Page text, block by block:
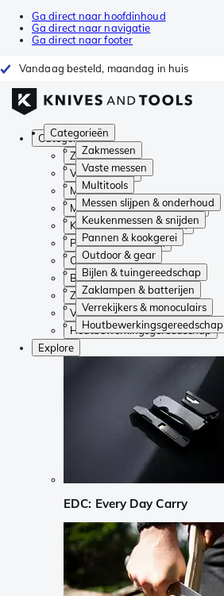
Ga direct naar hoofdinhoud
Ga direct naar navigatie
Ga direct naar footer
Vandaag besteld, maandag in huis
Categorieën
Zakmessen
Vaste messen
Multitools
Messen slijpen & onderhoud
Keukenmessen & snijden
Pannen & kookgerei
Outdoor & gear
Bijlen & tuingereedschap
Zaklampen & batterijen
Verrekijkers & monoculairs
Houtbewerkingsgereedschap
Categorieën
Zakmessen
Vaste messen
Multitools
Messen slijpen & onderhoud
Keukenmessen & snijden
Pannen & kookgerei
Outdoor & gear
Bijlen & tuingereedschap
Zaklampen & batterijen
Verrekijkers & monoculairs
Houtbewerkingsgereedschap
Explore
EDC: Every Day Carry